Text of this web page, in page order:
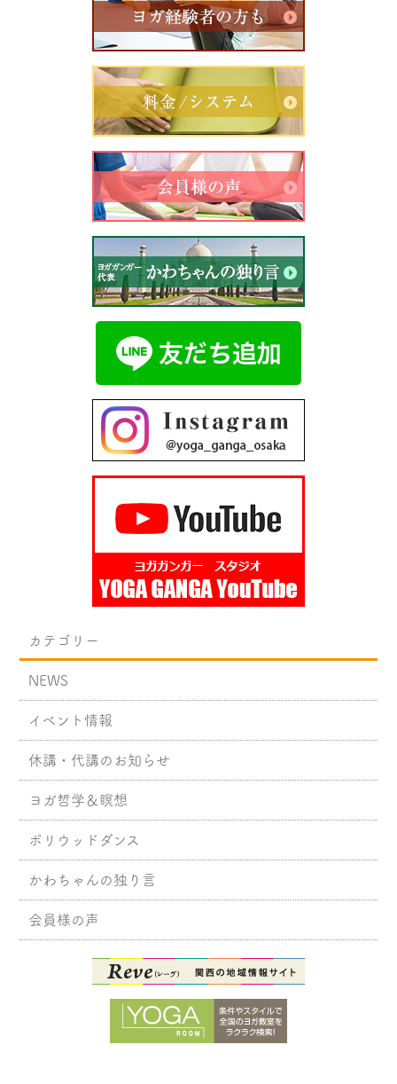
カテゴリー
NEWS
イベント情報
休講・代講のお知らせ
ヨガ哲学＆瞑想
ボリウッドダンス
かわちゃんの独り言
会員様の声